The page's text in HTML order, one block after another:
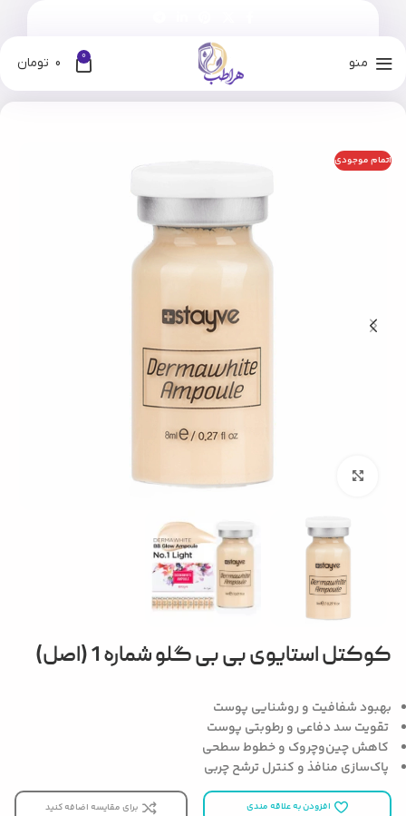
منو 0
0 تومان
استایوی
اتمام موجودی
بزرگنمایی تصویر
کوکتل استایوی بی بی گلو شماره 1 (اصل)
بهبود شفافیت و روشنایی پوست
تقویت سد دفاعی و رطوبتی پوست
کاهش چین‌وچروک و خطوط سطحی
پاک‌سازی منافذ و کنترل ترشح چربی
افزودن به علاقه مندی برای مقایسه اضافه کنید